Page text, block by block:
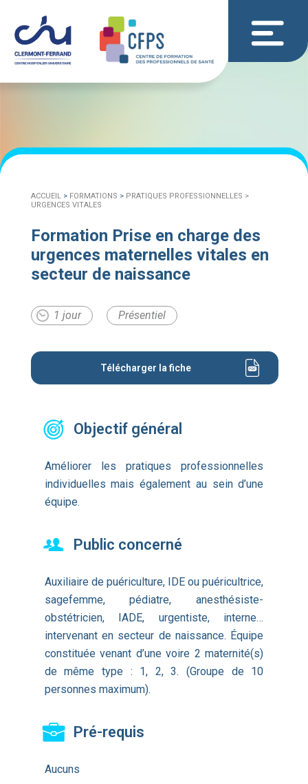
ACCUEIL> FORMATIONS > PRATIQUES PROFESSIONNELLES >
URGENCES VITALES
Formation Prise en charge des
urgences maternelles vitales en
secteur de naissance
1 jour Présentiel
Télécharger la fiche
Objectif général
Améliorer les pratiques professionnelles
individuelles mais également au sein d’une
équipe.
Public concerné
Auxiliaire de puériculture, IDE ou puéricultrice,
sagefemme, pédiatre, anesthésiste-
obstétricien, IADE, urgentiste, interne…
intervenant en secteur de naissance. Équipe
constituée venant d’une voire 2 maternité(s)
de même type : 1, 2, 3. (Groupe de 10
personnes maximum).
Pré-requis
Aucuns